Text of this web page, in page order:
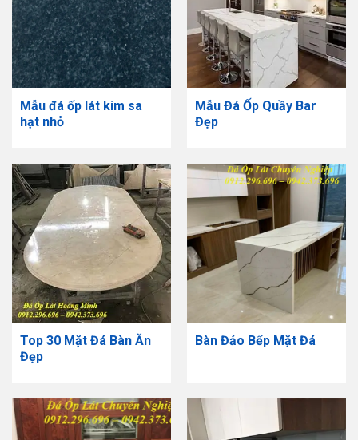
Mẫu đá ốp lát kim sa
hạt nhỏ
Mẫu Đá Ốp Quầy Bar
Đẹp
Top 30 Mặt Đá Bàn Ăn
Đẹp
Bàn Đảo Bếp Mặt Đá